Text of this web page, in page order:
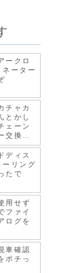
ークロ
ーター
チャカ
とかし
ェーン
交換、
ディ清
ディス
リング
たで
用せず
ファイ
ログを
車確認
ポチっ